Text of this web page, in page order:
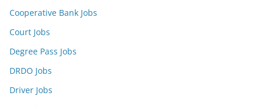
Cooperative Bank Jobs
Court Jobs
Degree Pass Jobs
DRDO Jobs
Driver Jobs